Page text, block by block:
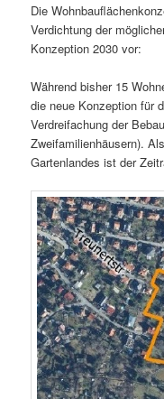
Die
Verdichtung der
Konzeption 2030 vor:
Während bisher 15
die neue Konzeption für
Verdreifachung der
Zweifamilienhäusern).
Gartenlandes ist der